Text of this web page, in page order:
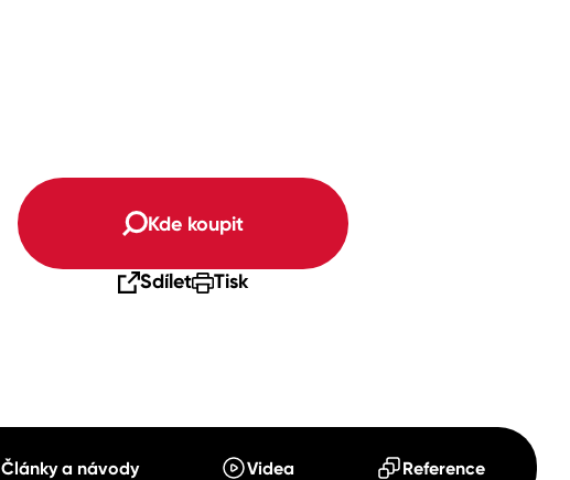
Kde koupit
Sdílet Tisk
Články a návody Videa Reference